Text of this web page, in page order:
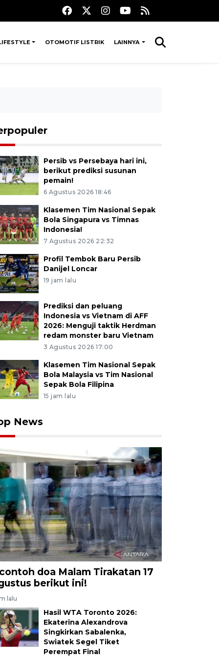
OTOMOTIF LISTRIK LAINNYA
Persib vs Persebaya hari ini,
berikut prediksi susunan
pemain!
6 Agustus 2026 18:46
Klasemen Tim Nasional Sepak
Bola Singapura vs Timnas
Indonesia!
7 Agustus 2026 22:32
Profil Tembok Baru Persib
Danijel Loncar
19 jam lalu
Prediksi dan peluang
Indonesia vs Vietnam di AFF
2026: Menguji taktik Herdman
redam monster baru Vietnam
3 Agustus 2026 17:00
Klasemen Tim Nasional Sepak
Bola Malaysia vs Tim Nasional
Sepak Bola Filipina
15 jam lalu
News
doa Malam Tirakatan 17
berikut ini!
lalu
Hasil WTA Toronto 2026:
Ekaterina Alexandrova
Singkirkan Sabalenka,
Swiatek Segel Tiket
Perempat Final